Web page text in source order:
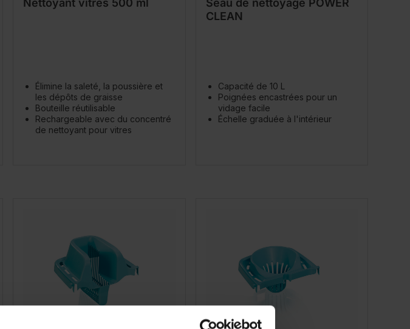
Nettoyant vitres 500 ml
Élimine la saleté, la poussière et
les dépôts de graisse
Bouteille réutilisable
Rechargeable avec du concentré
de nettoyant pour vitres
Seau de nettoyage POWER
CLEAN
Capacité de 10 L
Poignées encastrées pour un
vidage facile
Échelle graduée à l'intérieur